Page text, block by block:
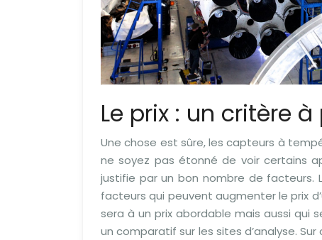
Le prix : un critère
Une chose est sûre, les capteurs à
ne soyez pas étonné de voir certains
justifie par un bon nombre de
facteurs qui peuvent augmenter le prix
sera à un prix abordable mais aussi qui
un comparatif sur les sites d’analyse.